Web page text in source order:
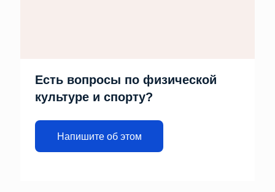
Есть вопросы по физической
культуре и спорту?
Напишите об этом